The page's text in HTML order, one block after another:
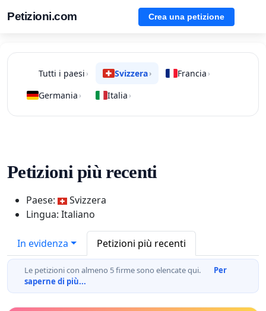
Petizioni.com Crea una petizione
Tutti i paesi › Svizzera› Francia ›
Germania › Italia ›
Petizioni più recenti
Paese:
Svizzera
Lingua: Italiano
In evidenza Petizioni più recenti
Le petizioni con almeno 5 firme sono elencate qui.
Per
saperne di più...